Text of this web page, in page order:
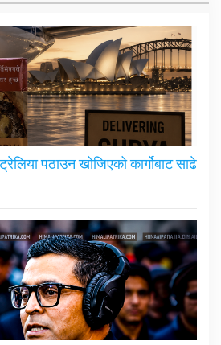
पठाउन खोजिएको कार्गोबाट साढे